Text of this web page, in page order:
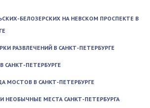
БЕЛОЗЕРСКИХ НА НЕВСКОМ ПРОСПЕКТЕ В
РАЗВЛЕЧЕНИЙ В САНКТ-ПЕТЕРБУРГЕ
САНКТ-ПЕТЕРБУРГЕ
МОСТОВ В САНКТ-ПЕТЕРБУРГЕ
НЕОБЫЧНЫЕ МЕСТА САНКТ-ПЕТЕРБУРГА